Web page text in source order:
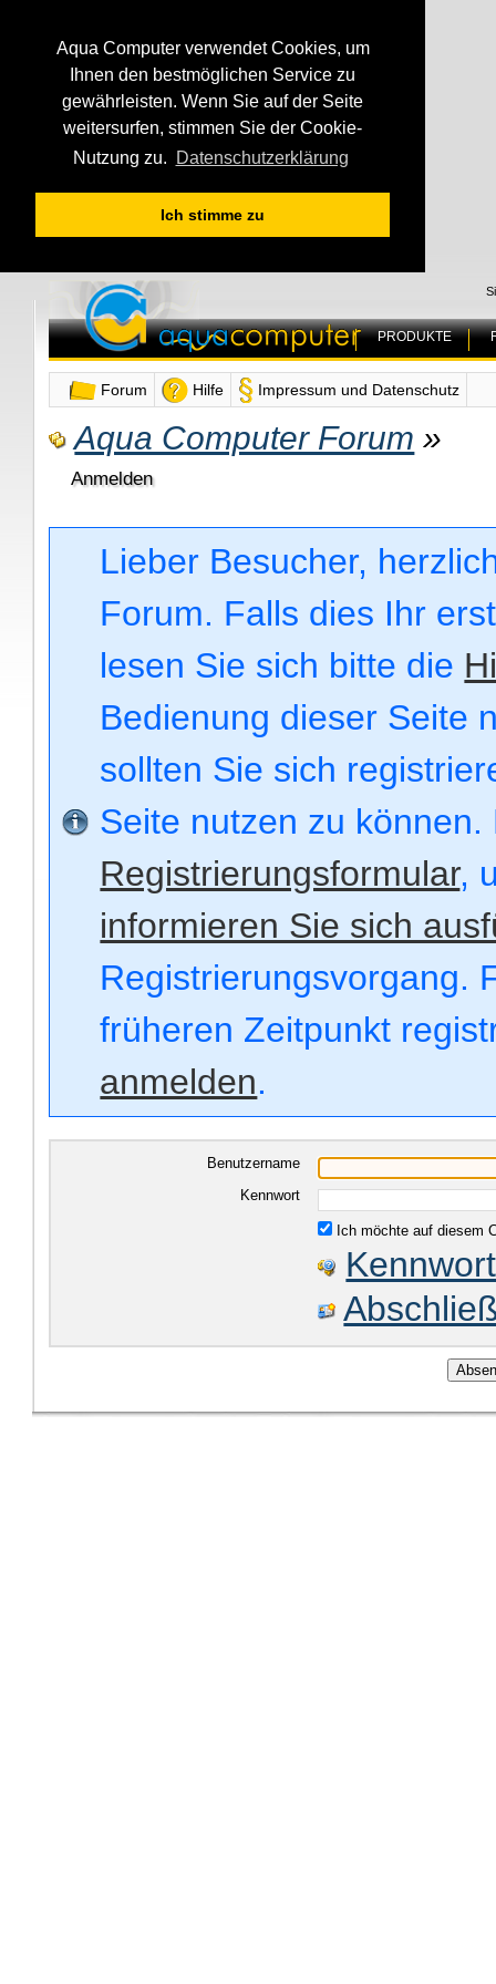
Aqua Computer verwendet Cookies, um
Ihnen den bestmöglichen Service zu
gewährleisten. Wenn Sie auf der Seite
weitersurfen, stimmen Sie der Cookie-
Nutzung zu.
Datenschutzerklärung
Ich stimme zu
PRODUKTE
Forum Hilfe Impressum und Datenschutz
Aqua Computer Forum »
Anmelden
Lieber Besucher,
Forum. Falls dies Ihr
lesen Sie sich bitte die
Bedienung dieser Seite
sollten Sie sich
Seite nutzen zu
Registrierungsformular,
informieren Sie sich
Registrierungsvorgang.
früheren Zeitpunkt
anmelden.
Benutzername
Kennwort
Ich möchte auf diesem